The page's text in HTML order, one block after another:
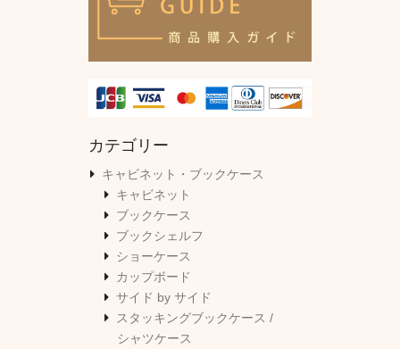
カテゴリー
キャビネット・ブックケース
キャビネット
ブックケース
ブックシェルフ
ショーケース
カップボード
サイド by サイド
スタッキングブックケース /
シャツケース